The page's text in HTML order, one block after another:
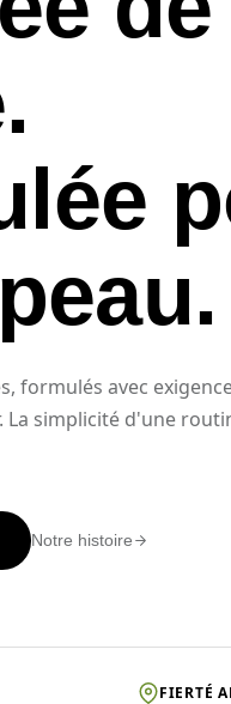
formulés avec
La simplicité d'une
Notre histoire
FIERTÉ